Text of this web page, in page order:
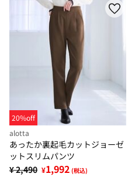
20%off
alotta
あったか裏起毛カットジョーゼ
ットスリムパンツ
¥ 2,490 ¥1,992 (税込)